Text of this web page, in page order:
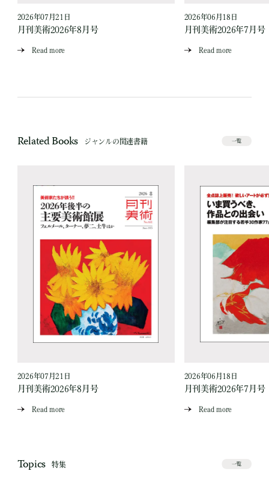
2026年07月21日
月刊美術2026年8月号
Read more
2026年06月18日
月刊美術2026年7月号
Read more
Related Books ジャンルの関連書籍 一覧
2026年07月21日
月刊美術2026年8月号
Read more
2026年06月18日
月刊美術2026年7月号
Read more
Topics 特集 一覧